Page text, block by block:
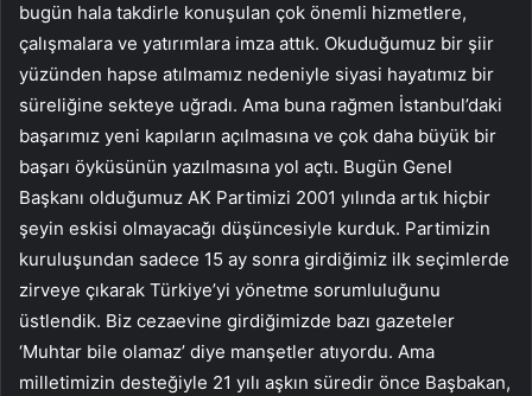
bugün hala takdirle konuşulan çok önemli hizmetlere,
çalışmalara ve yatırımlara imza attık. Okuduğumuz bir şiir
yüzünden hapse atılmamız nedeniyle siyasi hayatımız bir
süreliğine sekteye uğradı. Ama buna rağmen İstanbul’daki
başarımız yeni kapıların açılmasına ve çok daha büyük bir
başarı öyküsünün yazılmasına yol açtı. Bugün Genel
Başkanı olduğumuz AK Partimizi 2001 yılında artık hiçbir
şeyin eskisi olmayacağı düşüncesiyle kurduk. Partimizin
kuruluşundan sadece 15 ay sonra girdiğimiz ilk seçimlerde
zirveye çıkarak Türkiye’yi yönetme sorumluluğunu
üstlendik. Biz cezaevine girdiğimizde bazı gazeteler
‘Muhtar bile olamaz’ diye manşetler atıyordu. Ama
milletimizin desteğiyle 21 yılı aşkın süredir önce Başbakan,